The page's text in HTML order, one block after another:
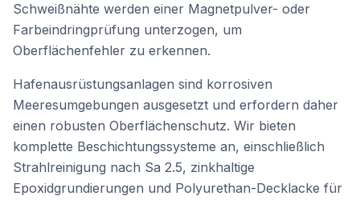
Schweißnähte werden einer Magnetpulver- oder
Farbeindringprüfung unterzogen, um
Oberflächenfehler zu erkennen.
Hafenausrüstungsanlagen sind korrosiven
Meeresumgebungen ausgesetzt und erfordern daher
einen robusten Oberflächenschutz. Wir bieten
komplette Beschichtungssysteme an, einschließlich
Strahlreinigung nach Sa 2.5, zinkhaltige
Epoxidgrundierungen und Polyurethan-Decklacke für